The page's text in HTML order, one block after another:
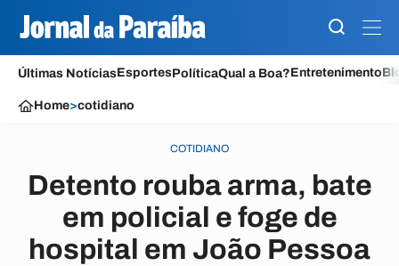
Últimas NotíciasEsportesPolíticaQual a Boa?Entretenimento
Home>cotidiano
COTIDIANO
Detento rouba arma, bate
em policial e foge de
hospital em João Pessoa